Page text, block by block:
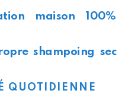
maison 100%
shampoing sec
QUOTIDIENNE